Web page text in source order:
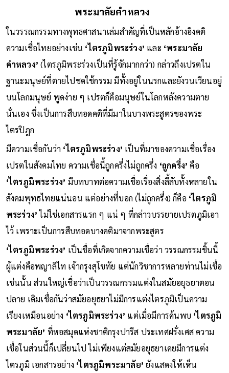
พระมาลัยคำหลวง
ในวรรณกรรมทางพุทธศาสนาเล่มสำคัญที่เป็นหลักอ้างอิงคติ
ความเชื่อไทยอย่างเช่น ‘ไตรภูมิพระร่วง’ และ ‘พระมาลัย
คำหลวง’(ไตรภูมิพระร่วงเป็นที่รู้จักมากกว่า) กล่าวถึงเปรตใน
ฐานะมนุษย์ที่ตายไปชดใช้กรรม มีทั้งอยู่ในนรกและยังวนเวียนอยู่
บนโลกมนุษย์ พูดง่าย ๆ เปรตก็คือมนุษย์ในโลกหลังความตาย
นั่นเอง ซึ่งเป็นการสืบทอดคติที่มีมาในบางพระสูตรของพระ
ไตรปิฎก
มีความเชื่อกันว่า ‘ไตรภูมิพระร่วง’ เป็นที่มาของความเชื่อเรื่อง
เปรตในสังคมไทย ความเชื่อนี้ถูกครึ่งไม่ถูกครึ่ง ‘ถูกครึ่ง’ คือ
‘ไตรภูมิพระร่วง’ มีบทบาทต่อความเชื่อเรื่องสิ่งลี้ลับทั้งหลายใน
สังคมพุทธไทยแน่นอน แต่อย่างที่บอก (ไม่ถูกครึ่ง) ก็คือ ‘ไตรภูมิ
พระร่วง’ไม่ใช่เอกสารแรก ๆ แน่ ๆ ที่กล่าวบรรยายเปรตภูมิเอา
ไว้ เพราะเป็นการสืบทอดบางคติมาจากพระสูตร
‘ไตรภูมิพระร่วง’ เป็นชื่อที่เกิดจากความเชื่อว่า วรรณกรรมชิ้นนี้
ผู้แต่งคือพญาลิไท เจ้ากรุงสุโขทัย แต่นักวิชาการหลายท่านไม่เชื่อ
เช่นนั้น ส่วนใหญ่เชื่อว่าเป็นวรรณกรรมแต่งในสมัยอยุธยาตอน
ปลาย เดิมเชื่อกันว่าสมัยอยุธยาไม่มีการแต่งไตรภูมิเป็นความ
เรียงเหมือนอย่าง ‘ไตรภูมิพระร่วง’ แต่เมื่อมีการค้นพบ ‘ไตรภูมิ
พระมาลัย’ ที่หอสมุดแห่งชาติกรุงปารีส ประเทศฝรั่งเศส ความ
เชื่อในส่วนนี้ก็เปลี่ยนไป ไม่เพียงแต่สมัยอยุธยาเคยมีการแต่ง
ไตรภูมิ เอกสารอย่าง ‘ไตรภูมิพระมาลัย’ยังแสดงให้เห็น